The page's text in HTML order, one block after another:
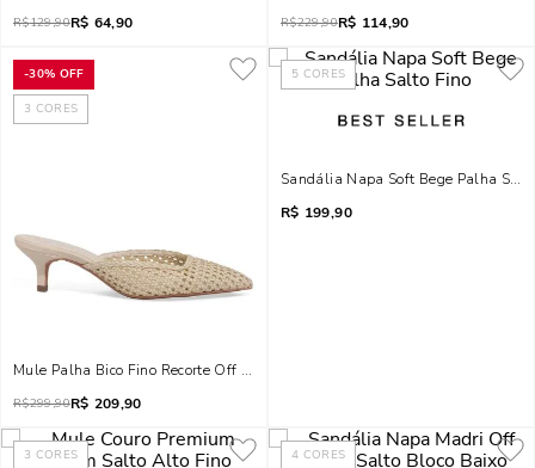
R$129,90R$ 64,90 R$229,90R$ 114,90
-30% OFF
3 CORES
Mule Palha Bico Fino Recorte Off White
R$299,90R$ 209,90
5 CORES
Sandália Napa Soft Bege Palha
R$ 199,90
3 CORES 4 CORES